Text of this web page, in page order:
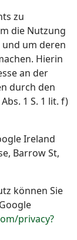
zu
die Nutzung
und um deren
Hierin
an der
durch den
1 S. 1 lit. f)
Ireland
Barrow St,
können Sie
privacy?